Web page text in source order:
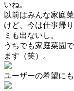
いね。
以前はみんな家庭
けど、今は仕事帰
ミも出ないし。
うちでも家庭菜園
ます（笑）。
ユーザーの希望に